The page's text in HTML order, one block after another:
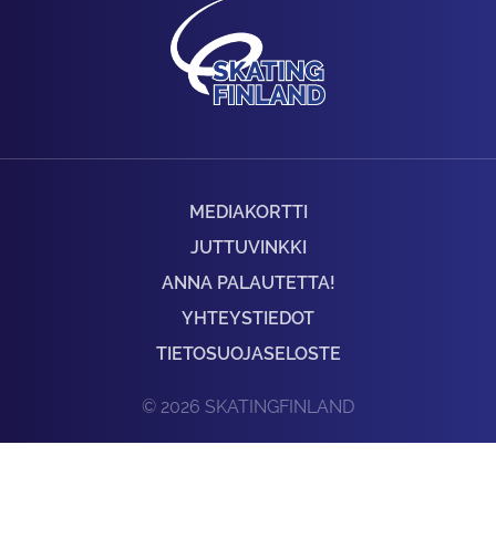
MEDIAKORTTI
JUTTUVINKKI
ANNA PALAUTETTA!
YHTEYSTIEDOT
TIETOSUOJASELOSTE
© 2026 SKATINGFINLAND